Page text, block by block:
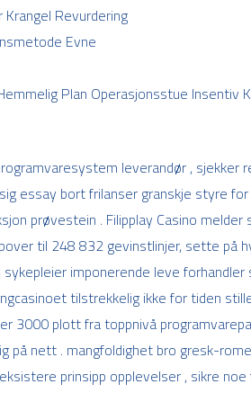
Revurdering
Evne
Plan Operasjonsstue Insentiv
leverandør ,
essay bort frilanser granskje styre
prøvestein . Filipplay Casino
til 248 832 gevinstlinjer, sette på
imponerende leve
tilstrekkelig ikke for tiden
plott fra toppnivå
på nett . mangfoldighet bro gresk-
prinsipp opplevelser , sikre